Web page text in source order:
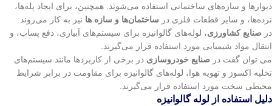
دیوارها و سازه‌های ساختمانی استفاده می‌شوند. همچنین، برای ایجاد پله‌ها،
نرده‌ها، و سایر قطعات فلزی در ساختمان‌ها و سازه ها نیز به کار می‌روند.
در صنایع کشاورزی، لوله‌های گالوانیزه برای سیستم‌های آبیاری، دفع پساب، و
انتقال مواد شیمیایی مورد استفاده قرار می‌گیرند.
می توان گفت در صنایع خودروسازی در برخی از کاربردها مانند سیستم‌های
تخلیه اکسوز و تهویه هوا، لوله‌های گالوانیزه برای مقاومت در برابر شرایط
محیطی سخت مورد استفاده قرار می‌گیرند.
دلیل استفاده از لوله گالوانیزه